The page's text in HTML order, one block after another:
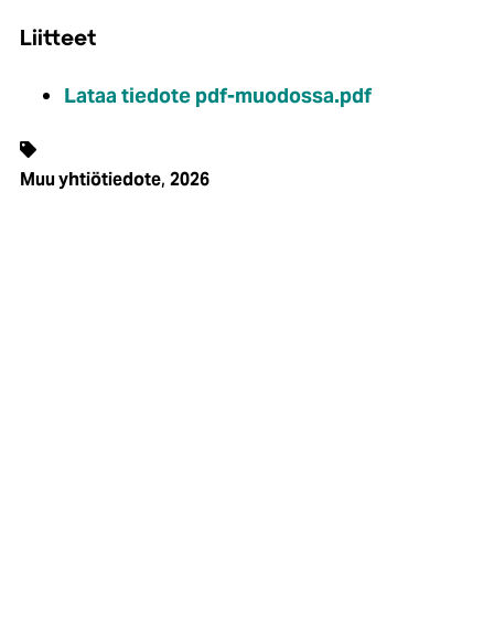
Liitteet
Lataa tiedote pdf-muodossa.pdf
Muu yhtiötiedote, 2026